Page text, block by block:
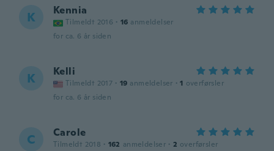
K Kennia
Tilmeldt 2016 · 16 anmeldelser
for ca. 6 år siden
K Kelli
Tilmeldt 2017 · 19 anmeldelser · 1 overførsler
for ca. 6 år siden
C Carole
Tilmeldt 2018 · 162 anmeldelser · 2 overførsler